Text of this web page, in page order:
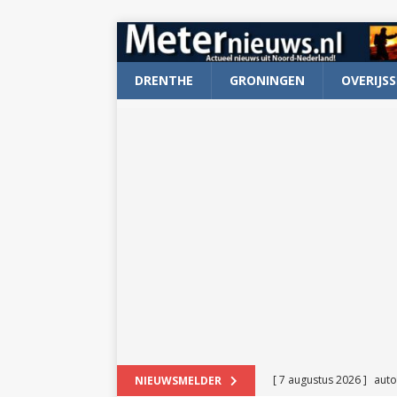
DRENTHE GRONINGEN
NIEUWSMELDER [ 7 augustus 2026 ]